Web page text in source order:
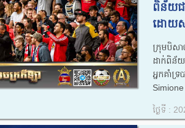
ពិន័យជ
ដោយស
ក្រុមបិសា
ដាក់ពិន័
អ្នកគាំ
ថ្ងៃទី :